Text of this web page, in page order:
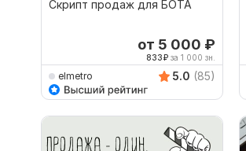
Скрипт продаж для БОТА
от 5 000 ₽
833₽ за 1 000 зн.
elmetro 5.0 (85)